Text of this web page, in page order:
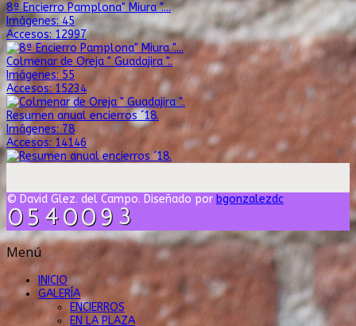
8ª Encierro Pamplona" Miura "....
Imágenes: 45
Accesos: 12997
Colmenar de Oreja " Guadajira "..
Imágenes: 55
Accesos: 15234
Resumen anual encierros ´18.
Imágenes: 78
Accesos: 14146
© David Glez. del Campo. Diseñado por bgonzalezdc
Menú
INICIO
GALERÍA
ENCIERROS
EN LA PLAZA